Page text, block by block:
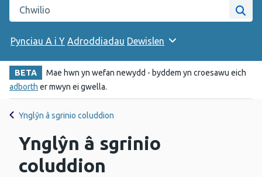
Chwilio gwefan Iechyd Cyhoeddus Cymru
Pynciau A i Y Adroddiadau Dewislen
BETA
Mae hwn yn wefan newydd - byddem yn croesawu eich
adborth er mwyn ei gwella.
Ynglŷn â sgrinio coluddion
Ynglŷn â sgrinio
coluddion